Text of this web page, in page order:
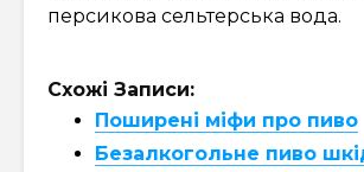
персикова сельтерська вода.
Схожі Записи:
Поширені міфи про пиво
Безалкогольне пиво